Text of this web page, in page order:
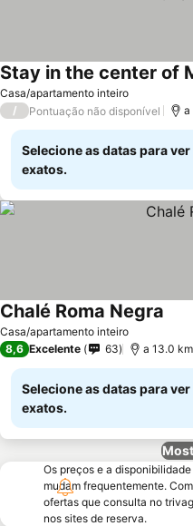
Casa/apartamento inteiro
/ Pontuação não disponível a
Selecione as datas para
exatos.
Casa/apartamento inteiro
Chalé Roma Negra
8,6 Excelente 63 a 13.0
Selecione as datas para
exatos.
Os preços e a
mudam frequentemente.
ofertas que consulta no
nos sites de reserva.